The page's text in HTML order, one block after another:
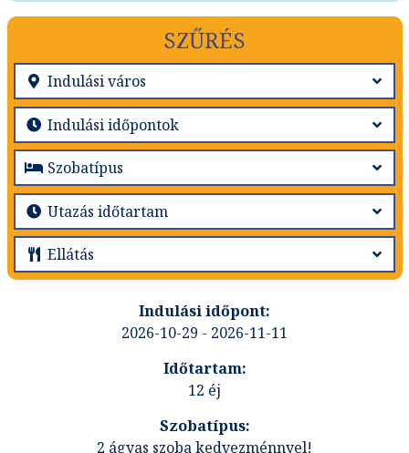
SZŰRÉS
2026-10-29 - 2026-11-11
12 éj
2 ágyas szoba kedvezménnyel!